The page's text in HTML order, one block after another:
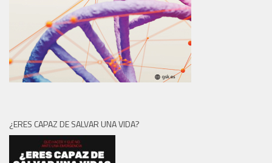
¿ERES CAPAZ DE SALVAR UNA VIDA?